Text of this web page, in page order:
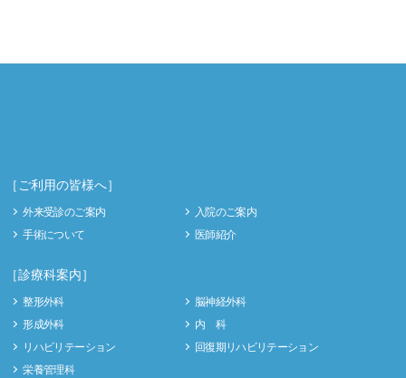
［ご利用の皆様へ］
外来受診のご案内
入院のご案内
手術について
医師紹介
［診療科案内］
整形外科
脳神経外科
形成外科
内 科
リハビリテーション
回復期リハビリテーション
栄養管理科